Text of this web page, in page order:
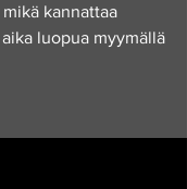
kannattaa
luopua myymällä